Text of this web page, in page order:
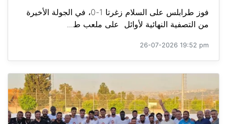
فوز طرابلس على السلام زغرتا 1-0، في الجولة الأخيرة
من التصفية النهائية لأوائل على ملعب ط...
26-07-2026 19:52 pm